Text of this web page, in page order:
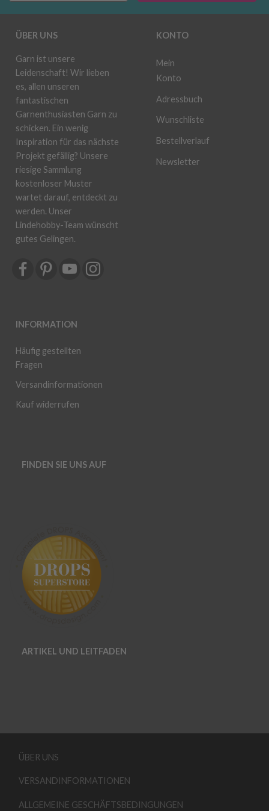
ÜBER UNS
Garn ist unsere
Leidenschaft! Wir lieben
es, allen unseren
fantastischen
Garnenthusiasten Garn zu
schicken. Ein wenig
Inspiration für das nächste
Projekt gefällig? Unsere
riesige Sammlung
kostenloser Muster
wartet darauf, entdeckt zu
werden. Unser
Lindehobby-Team wünscht
gutes Gelingen.
INFORMATION
Häufig gestellten
Fragen
Versandinformationen
Kauf widerrufen
KONTO
Mein
Konto
Adressbuch
Wunschliste
Bestellverlauf
Newsletter
FINDEN SIE UNS AUF
ARTIKEL UND LEITFADEN
ÜBER UNS
VERSANDINFORMATIONEN
ALLGEMEINE GESCHÄFTSBEDINGUNGEN